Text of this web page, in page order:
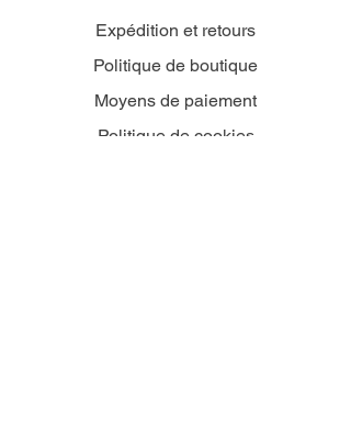
Expédition et retours
Politique de boutique
Moyens de paiement
Politique de cookies